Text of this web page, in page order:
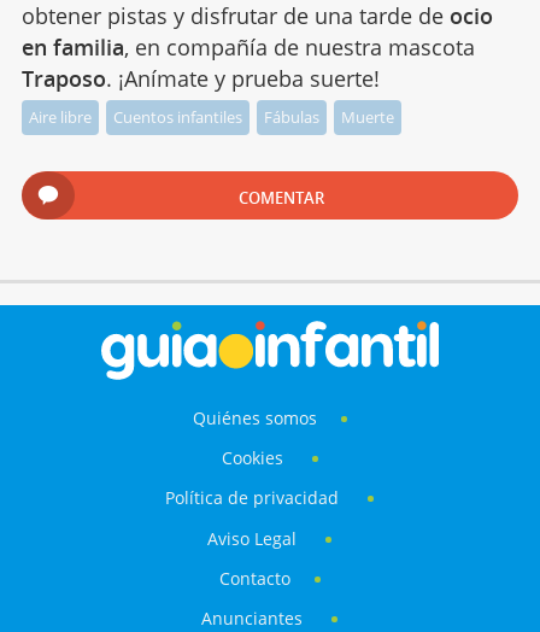
obtener pistas y disfrutar de una tarde de ocio
en familia, en compañía de nuestra mascota
Traposo. ¡Anímate y prueba suerte!
Aire libre Cuentos infantiles Fábulas Muerte
COMENTAR
Quiénes somos
Cookies
Política de privacidad
Aviso Legal
Contacto
Anunciantes